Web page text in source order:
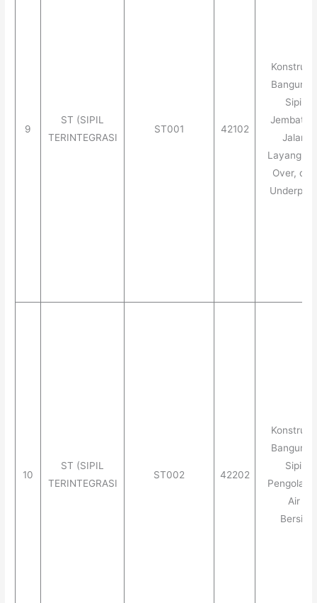
9
ST (SIPIL
TERINTEGRASI
ST001 42102
Konstruksi
Bangunan
Sipil
Jalan
Layang,
Over, dan
10
ST (SIPIL
TERINTEGRASI
ST002 42202
Konstruksi
Bangunan
Sipil
Air
Bersih